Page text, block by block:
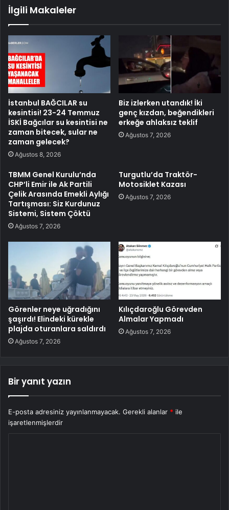
İlgili Makaleler
İstanbul BAĞCILAR su
kesintisi! 23-24 Temmuz
İSKİ Bağcılar su kesintisi ne
zaman bitecek, sular ne
zaman gelecek?
Ağustos 8, 2026
Biz izlerken utandık! İki
genç kızdan, beğendikleri
erkeğe ahlaksız teklif
Ağustos 7, 2026
TBMM Genel Kurulu’nda
CHP’li Emir ile Ak Partili
Çelik Arasında Emekli Aylığı
Tartışması: Siz Kurdunuz
Sistemi, Sistem Çöktü
Ağustos 7, 2026
Turgutlu’da Traktör-
Motosiklet Kazası
Ağustos 7, 2026
Görenler neye uğradığını
şaşırdı! Elindeki kürekle
plajda oturanlara saldırdı
Ağustos 7, 2026
Kılıçdaroğlu Görevden
Almalar Yapmadı
Ağustos 7, 2026
Bir yanıt yazın
E-posta adresiniz yayınlanmayacak. Gerekli alanlar * ile
işaretlenmişlerdir